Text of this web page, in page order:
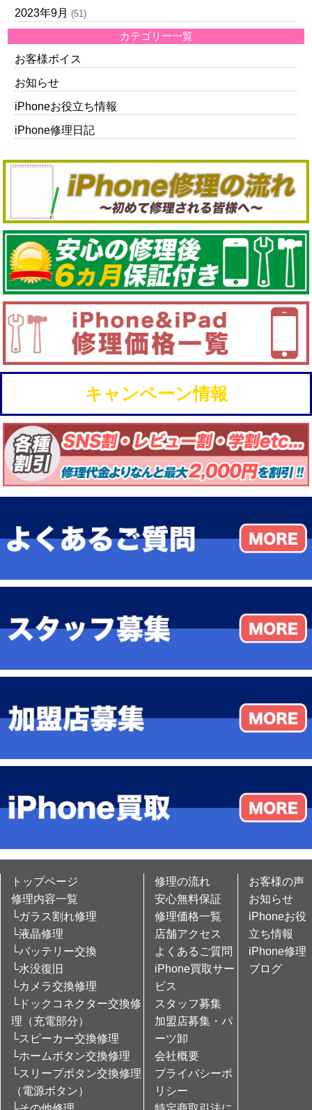
2023年9月 (51)
カテゴリー一覧
お客様ボイス
お知らせ
iPhoneお役立ち情報
iPhone修理日記
キャンペーン情報
トップページ
修理内容一覧
└ガラス割れ修理
└液晶修理
└バッテリー交換
└水没復旧
└カメラ交換修理
└ドックコネクター交換修
理（充電部分）
└スピーカー交換修理
└ホームボタン交換修理
└スリープボタン交換修理
（電源ボタン）
修理の流れ
安心無料保証
修理価格一覧
店舗アクセス
よくあるご質問
iPhone買取サー
ビス
スタッフ募集
加盟店募集・パ
ーツ卸
会社概要
プライバシーポ
リシー
お客様の声
お知らせ
iPhoneお役
立ち情報
iPhone修理
ブログ